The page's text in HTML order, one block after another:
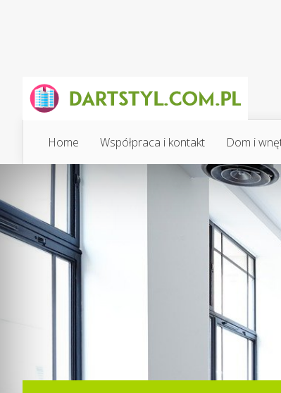
Home Współpraca i kontakt Dom i